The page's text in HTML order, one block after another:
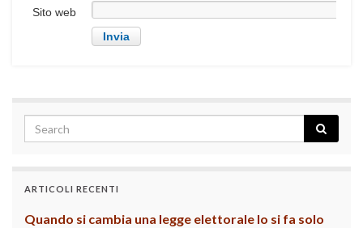
Sito web
ARTICOLI RECENTI
Quando si cambia una legge elettorale lo si fa solo